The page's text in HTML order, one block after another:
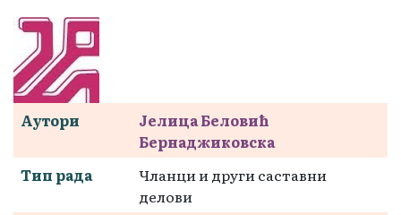
Аутори
Јелица Беловић
Бернаджиковска
Тип рада
Чланци и други саставни
делови